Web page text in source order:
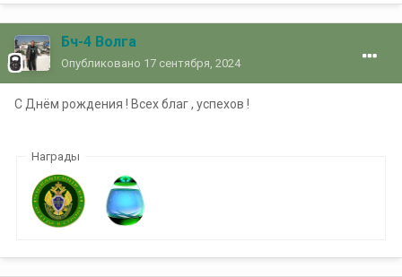
Бч-4 Волга
Опубликовано 17 сентября, 2024
С Днём рождения ! Всех благ , успехов !
Награды